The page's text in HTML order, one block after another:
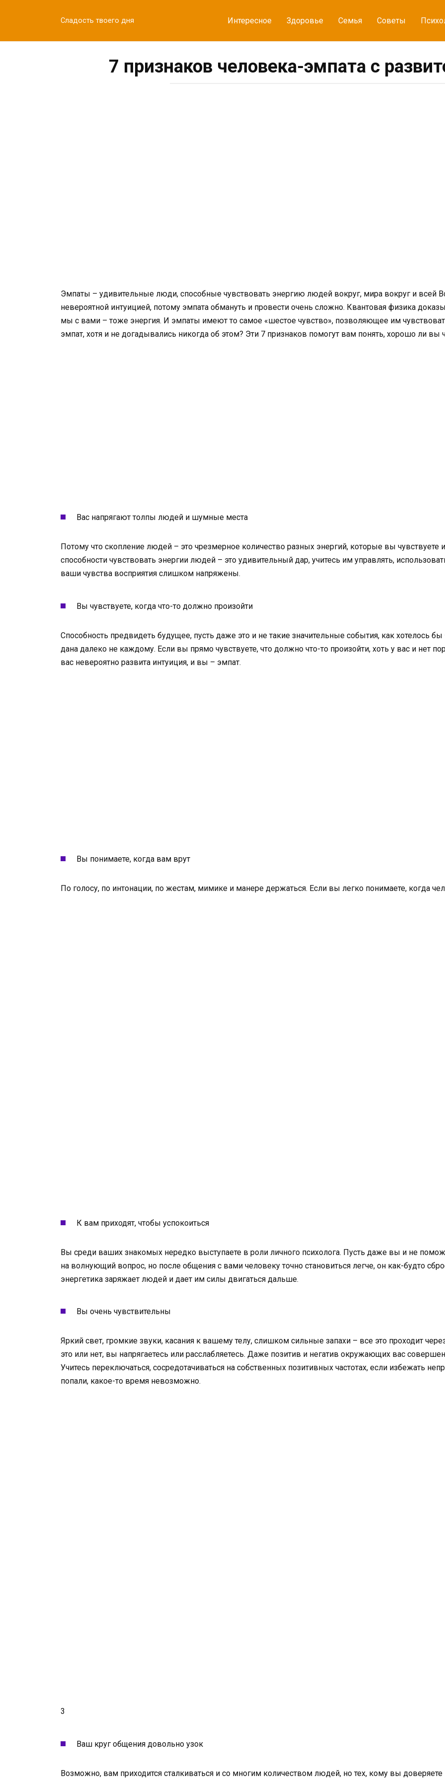
Сладость твоего дня Интересное Здоровье Семья Советы
7 признаков человека-эмпата с
Эмпаты – удивительные люди, способные чувствовать энергию людей вокруг, мира вокруг и всей
невероятной интуицией, потому эмпата обмануть и провести очень сложно. Квантовая физика
мы с вами – тоже энергия. И эмпаты имеют то самое «шестое чувство», позволяющее им
эмпат, хотя и не догадывались никогда об этом? Эти 7 признаков помогут вам понять, хорошо ли вы
Вас напрягают толпы людей и шумные места
Потому что скопление людей – это чрезмерное количество разных энергий, которые вы чувствуете
способности чувствовать энергии людей – это удивительный дар, учитесь им управлять,
ваши чувства восприятия слишком напряжены.
Вы чувствуете, когда что-то должно произойти
Способность предвидеть будущее, пусть даже это и не такие значительные события, как хотелось бы
дана далеко не каждому. Если вы прямо чувствуете, что должно что-то произойти, хоть у вас и нет
вас невероятно развита интуиция, и вы – эмпат.
Вы понимаете, когда вам врут
По голосу, по интонации, по жестам, мимике и манере держаться. Если вы легко понимаете, когда
К вам приходят, чтобы успокоиться
Вы среди ваших знакомых нередко выступаете в роли личного психолога. Пусть даже вы и не
на волнующий вопрос, но после общения с вами человеку точно становиться легче, он как-будто
энергетика заряжает людей и дает им силы двигаться дальше.
Вы очень чувствительны
Яркий свет, громкие звуки, касания к вашему телу, слишком сильные запахи – все это проходит
это или нет, вы напрягаетесь или расслабляетесь. Даже позитив и негатив окружающих вас
Учитесь переключаться, сосредотачиваться на собственных позитивных частотах, если избежать
попали, какое-то время невозможно.
3
Ваш круг общения довольно узок
Возможно, вам приходится сталкиваться и со многим количеством людей, но тех, кому вы